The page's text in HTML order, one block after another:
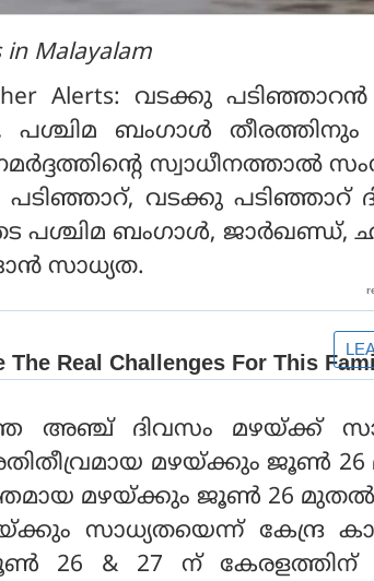
in Malayalam
Alerts: വടക്കു
ബംഗാള്‍ തീരത്തിനും
സ്വാധീനത്താല്‍
പടിഞ്ഞാറ്, വടക്കു പടിഞ്ഞാറ്
പശ്ചിമ ബംഗാള്‍,
സാധ്യത.
അഞ്ച് ദിവസം മഴയ്ക്ക്
അതിതീവ്രമായ മഴയ്ക്കും ജൂണ്‍
മഴയ്ക്കും ജൂണ്‍ 26 മുതല്‍
സാധ്യതയെന്ന് കേന്ദ്ര
26 & 27 ന്